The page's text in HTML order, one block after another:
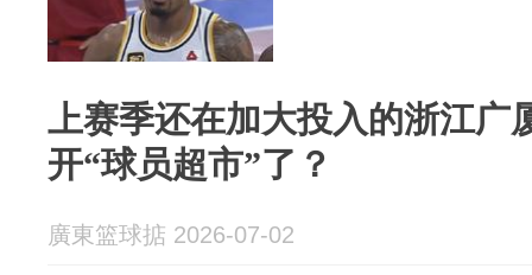
上赛季还在加大投入的浙江广
开“球员超市”了？
廣東篮球掂 2026-07-02